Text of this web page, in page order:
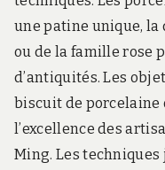
une patine unique,
ou de la famille rose
d’antiquités. Les
biscuit de porcelaine
l’excellence des
Ming. Les